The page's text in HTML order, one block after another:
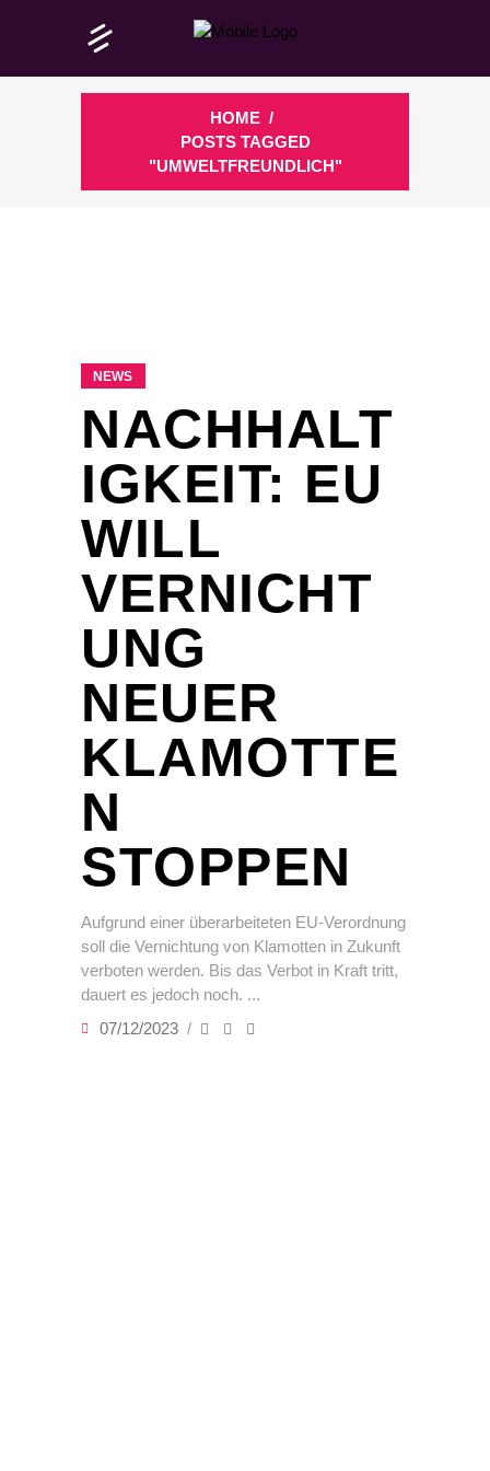
HOME /
POSTS TAGGED
"UMWELTFREUNDLICH"
NEWS
NACHHALT
IGKEIT: EU
WILL
VERNICHT
UNG
NEUER
KLAMOTTE
N
STOPPEN
Aufgrund einer überarbeiteten EU-Verordnung
soll die Vernichtung von Klamotten in Zukunft
verboten werden. Bis das Verbot in Kraft tritt,
dauert es jedoch noch.
07/12/2023